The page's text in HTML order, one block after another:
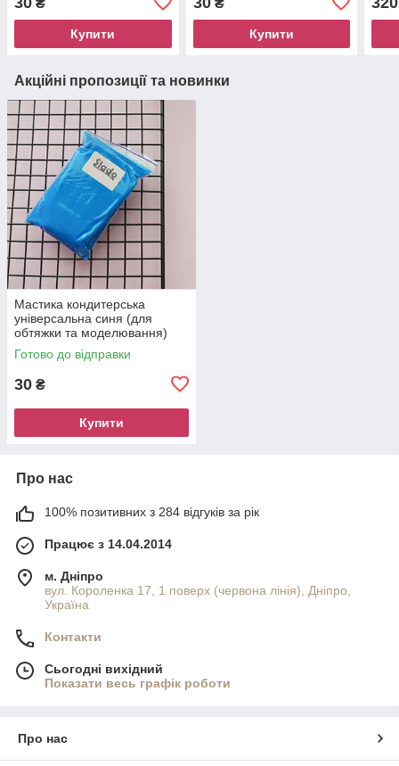
грам
Купити Купити
Акційні пропозиції та новинки
Мастика кондитерська
універсальна синя (для
обтяжки та моделювання)
Slado, 100 грам
Готово до відправки
30 ₴
Купити
Про нас
100% позитивних з 284 відгуків за рік
Працює з 14.04.2014
м. Дніпро
вул. Короленка 17, 1 поверх (червона лінія), Дніпро,
Україна
Контакти
Сьогодні вихідний
Показати весь графік роботи
Про нас